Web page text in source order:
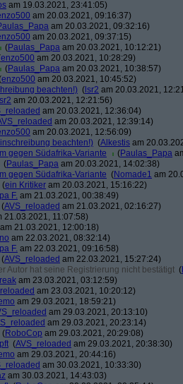
am 19.03.2021, 23:41:05)
am 20.03.2021, 09:16:37)
am 20.03.2021, 09:32:16)
am 20.03.2021, 09:37:15)
(Paulas_Papa am 20.03.2021, 10:12:21)
enzo500 am 20.03.2021, 10:28:29)
(Paulas_Papa am 20.03.2021, 10:38:57)
enzo500 am 20.03.2021, 10:45:52)
beachten!) ( lsr2 am 20.03.2021,
lsr2 am 20.03.2021, 12:21:56)
am 20.03.2021, 12:36:04)
am 20.03.2021, 12:39:14)
am 20.03.2021, 12:56:09)
beachten!) (Alkestis am
gegen Südafrika-Variante
(Paulas_Papa
(Paulas_Papa am 20.03.2021, 14:02:38)
gegen Südafrika-Variante (Nomade1 am
(ein Kritiker am 20.03.2021, 15:16:22)
F. am 21.03.2021, 00:38:49)
(AVS_reloaded am 21.03.2021, 02:16:27)
21.03.2021, 11:07:58)
am 21.03.2021, 12:00:18)
am 22.03.2021, 08:32:14)
F. am 22.03.2021, 09:16:58)
(AVS_reloaded am 22.03.2021, 15:27:24)
Autor hat seine Registrierung nicht bestätigt (
am 23.03.2021, 03:12:59)
am 23.03.2021, 10:20:12)
am 29.03.2021, 18:59:21)
am 29.03.2021, 20:13:10)
am 29.03.2021, 20:23:14)
(RoboCop am 29.03.2021, 20:29:08)
(AVS_reloaded am 29.03.2021, 20:38:30)
am 29.03.2021, 20:44:16)
am 30.03.2021, 10:33:30)
am 30.03.2021, 14:43:03)